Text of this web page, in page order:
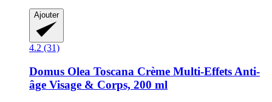
Ajouter
4.2 (31)
Domus Olea Toscana Crème Multi-​Effets Anti-​
âge Visage & Corps, 200 ml